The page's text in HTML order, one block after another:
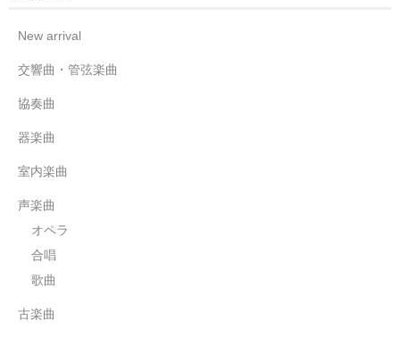
New arrival
交響曲・管弦楽曲
協奏曲
器楽曲
室内楽曲
声楽曲
オペラ
合唱
歌曲
古楽曲